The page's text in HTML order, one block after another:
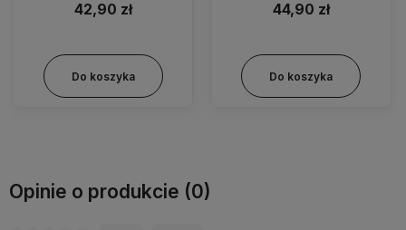
44,90 zł
Do koszyka
68,90 zł
Do koszyka
Opinie o produkcie (0)